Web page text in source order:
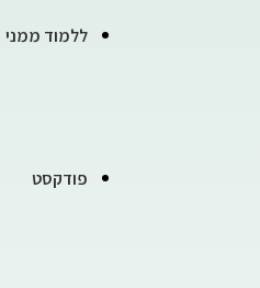
ללמוד ממני
פודקסט